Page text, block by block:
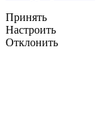
Принять
Настроить
Отклонить